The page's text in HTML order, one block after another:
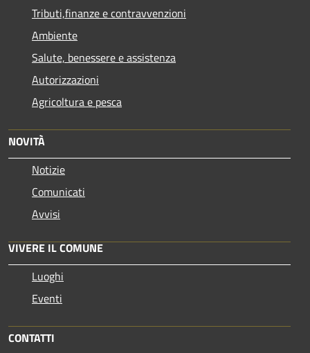
Tributi,finanze e contravvenzioni
Ambiente
Salute, benessere e assistenza
Autorizzazioni
Agricoltura e pesca
NOVITÀ
Notizie
Comunicati
Avvisi
VIVERE IL COMUNE
Luoghi
Eventi
CONTATTI